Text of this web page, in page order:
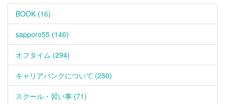
BOOK (16)
sapporo55 (146)
オフタイム (294)
キャリアバンクについて (250)
スクール・習い事 (71)